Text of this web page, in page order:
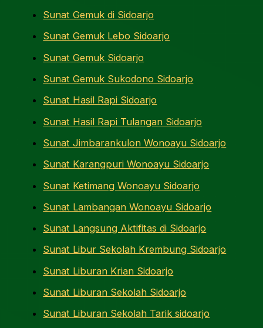
Sunat Gemuk di Sidoarjo
Sunat Gemuk Lebo Sidoarjo
Sunat Gemuk Sidoarjo
Sunat Gemuk Sukodono Sidoarjo
Sunat Hasil Rapi Sidoarjo
Sunat Hasil Rapi Tulangan Sidoarjo
Sunat Jimbarankulon Wonoayu Sidoarjo
Sunat Karangpuri Wonoayu Sidoarjo
Sunat Ketimang Wonoayu Sidoarjo
Sunat Lambangan Wonoayu Sidoarjo
Sunat Langsung Aktifitas di Sidoarjo
Sunat Libur Sekolah Krembung Sidoarjo
Sunat Liburan Krian Sidoarjo
Sunat Liburan Sekolah Sidoarjo
Sunat Liburan Sekolah Tarik sidoarjo